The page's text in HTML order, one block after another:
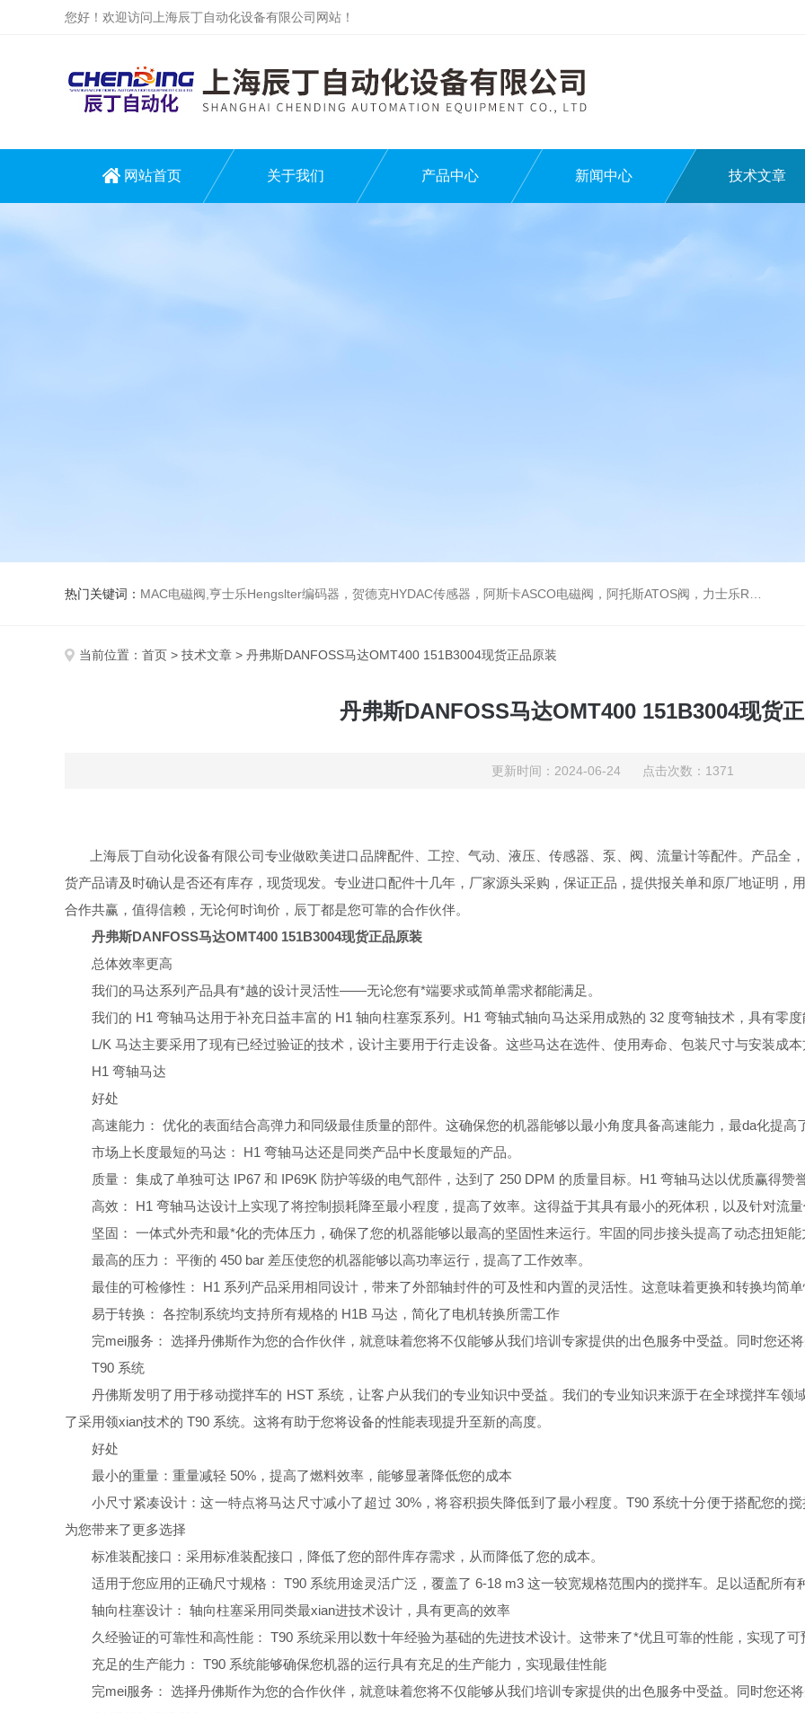
您好！欢迎访问上海辰丁自动化设备有限公司网站！
网站首页 关于我们 产品中心 新闻中心 技术文章
热门关键词： MAC电磁阀,亨士乐Hengslter编码器，贺德克HYDAC传感器，阿斯卡ASCO电磁阀，阿托斯ATOS阀，力士乐Rexroth泵，爱普EPRO传感器，穆格MOOG伺服阀，宝德BURKERT电磁阀，倍加福P F传感器
当前位置： 首页 > 技术文章 > 丹弗斯DANFOSS马达OMT400 151B3004现货正品原装
丹弗斯DANFOSS马达OMT400 151B3004现货
更新时间：2024-06-24 点击次数：1371
上海辰丁自动化设备有限公司专业做欧美进口品牌配件、工控、气动、液压、传感器、泵、阀、流量计等配件。 产品全，
货产品请及时确认是否还有库存，现货现发。 专业进口配件十几年，厂家源头采购，保证正品，提供报关单和原厂地证明，
合作共赢，值得信赖， 无论何时询价，辰丁都是您可靠的合作伙伴。
丹弗斯DANFOSS马达OMT400 151B3004现货正品原装
总体效率更高
我们的马达系列产品具有*越的设计灵活性——无论您有*端要求或简单需求都能满足。
我们的 H1 弯轴马达用于补充日益丰富的 H1 轴向柱塞泵系列。H1 弯轴式轴向马达采用成熟的 32 度弯轴技术，具有零
L/K 马达主要采用了现有已经过验证的技术，设计主要用于行走设备。这些马达在选件、使用寿命、包装尺寸与安装成
H1 弯轴马达
好处
高速能力： 优化的表面结合高弹力和同级最佳质量的部件。这确保您的机器能够以最小角度具备高速能力，最da化提高
市场上长度最短的马达： H1 弯轴马达还是同类产品中长度最短的产品。
质量： 集成了单独可达 IP67 和 IP69K 防护等级的电气部件，达到了 250 DPM 的质量目标。H1 弯轴马达以优质赢得赞
高效： H1 弯轴马达设计上实现了将控制损耗降至最小程度，提高了效率。这得益于其具有最小的死体积，以及针对流
坚固： 一体式外壳和最*化的壳体压力，确保了您的机器能够以最高的坚固性来运行。牢固的同步接头提高了动态扭矩能
最高的压力： 平衡的 450 bar 差压使您的机器能够以高功率运行，提高了工作效率。
最佳的可检修性： H1 系列产品采用相同设计，带来了外部轴封件的可及性和内置的灵活性。这意味着更换和转换均简
易于转换： 各控制系统均支持所有规格的 H1B 马达，简化了电机转换所需工作
完mei服务： 选择丹佛斯作为您的合作伙伴，就意味着您将不仅能够从我们培训专家提供的出色服务中受益。同时您还
T90 系统
丹佛斯发明了用于移动搅拌车的 HST 系统，让客户从我们的专业知识中受益。我们的专业知识来源于在全球搅拌车领
了采用领xian技术的 T90 系统。这将有助于您将设备的性能表现提升至新的高度。
好处
最小的重量：重量减轻 50%，提高了燃料效率，能够显著降低您的成本
小尺寸紧凑设计：这一特点将马达尺寸减小了超过 30%，将容积损失降低到了最小程度。T90 系统十分便于搭配您的
为您带来了更多选择
标准装配接口：采用标准装配接口，降低了您的部件库存需求，从而降低了您的成本。
适用于您应用的正确尺寸规格： T90 系统用途灵活广泛，覆盖了 6-18 m3 这一较宽规格范围内的搅拌车。足以适配所有
轴向柱塞设计： 轴向柱塞采用同类最xian进技术设计，具有更高的效率
久经验证的可靠性和高性能： T90 系统采用以数十年经验为基础的先进技术设计。这带来了*优且可靠的性能，实现了
充足的生产能力： T90 系统能够确保您机器的运行具有充足的生产能力，实现最佳性能
完mei服务： 选择丹佛斯作为您的合作伙伴，就意味着您将不仅能够从我们培训专家提供的出色服务中受益。同时您还